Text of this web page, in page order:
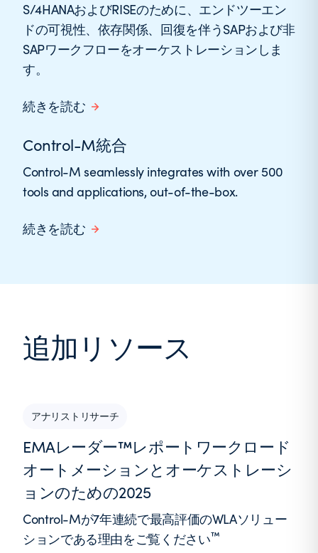
S/4HANAおよびRISEのために、エンドツーエン
ドの可視性、依存関係、回復を伴うSAPおよび非
SAPワークフローをオーケストレーションしま
す。
続きを読む
Control-M統合
Control-M seamlessly integrates with over 500
tools and applications, out-of-the-box.
続きを読む
追加リソース
アナリストリサーチ
EMAレーダー™レポートワークロード
オートメーションとオーケストレーシ
ョンのための2025
Control-Mが7年連続で最高評価のWLAソリュー
ションである理由をご覧ください™